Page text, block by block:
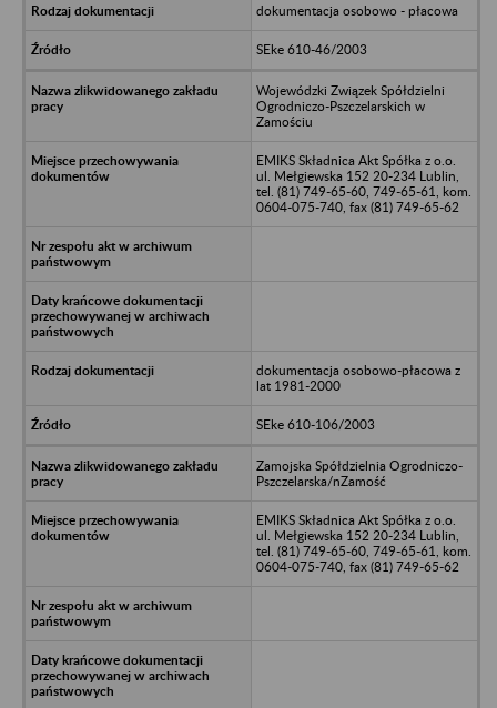
dokumentacja osobowo - płacowa
SEke 610-46/2003
Wojewódzki Związek Spółdzielni
Ogrodniczo-Pszczelarskich w
Zamościu
EMIKS Składnica Akt Spółka z o.o.
ul. Mełgiewska 152 20-234 Lublin,
tel. (81) 749-65-60, 749-65-61, kom.
0604-075-740, fax (81) 749-65-62
dokumentacja osobowo-płacowa z
lat 1981-2000
SEke 610-106/2003
Zamojska Spółdzielnia Ogrodniczo-
Pszczelarska/nZamość
EMIKS Składnica Akt Spółka z o.o.
ul. Mełgiewska 152 20-234 Lublin,
tel. (81) 749-65-60, 749-65-61, kom.
0604-075-740, fax (81) 749-65-62